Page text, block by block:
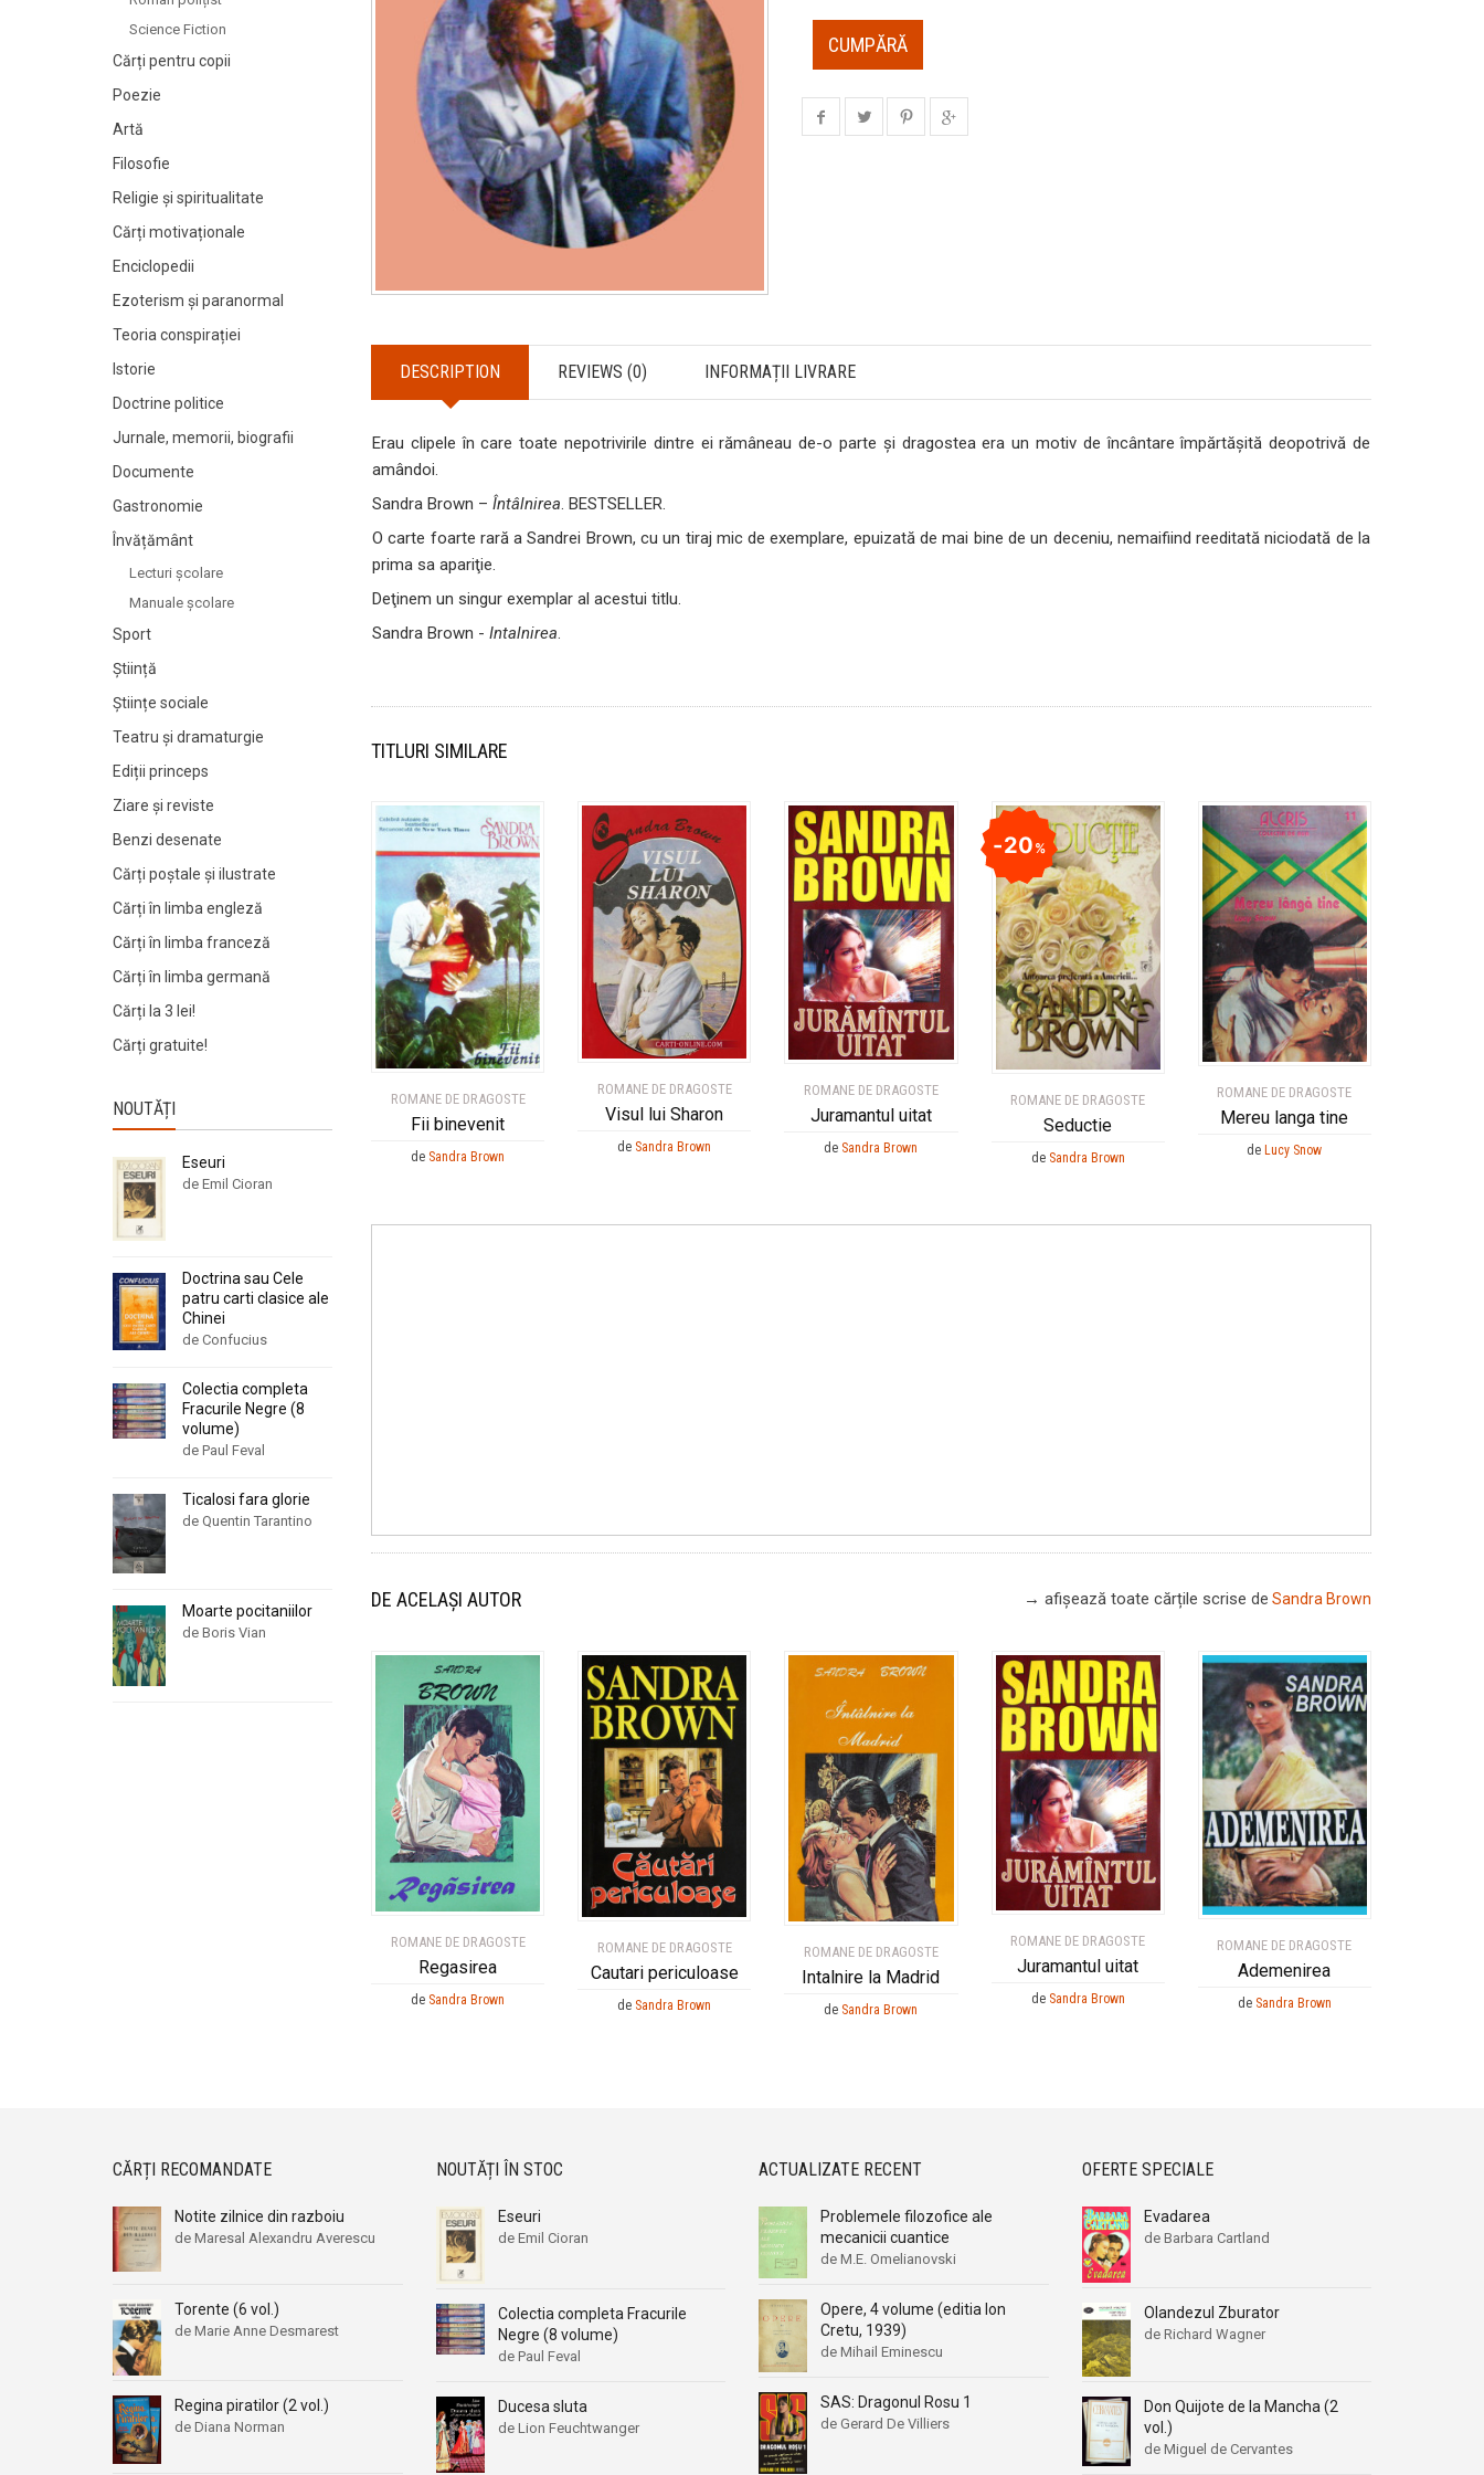
CUMPĂRĂ
DESCRIPTION REVIEWS (0) INFORMAȚII LIVRARE
Erau clipele în care toate nepotrivirile dintre ei rămâneau de-o parte şi dragostea era un motiv de încântare împărtăşită deopotrivă de
amândoi.
Sandra Brown – Întâlnirea. BESTSELLER.
O carte foarte rară a Sandrei Brown, cu un tiraj mic de exemplare, epuizată de mai bine de un deceniu, nemaifiind reeditată niciodată de la
prima sa apariţie.
Deţinem un singur exemplar al acestui titlu.
Sandra Brown - Intalnirea.
TITLURI SIMILARE
ROMANE DE DRAGOSTE
Fii binevenit
de Sandra Brown
ROMANE DE DRAGOSTE
Visul lui Sharon
de Sandra Brown
ROMANE DE DRAGOSTE
Juramantul uitat
de Sandra Brown
ROMANE DE DRAGOSTE
Seductie
20%
de Sandra Brown
ROMANE DE DRAGOSTE
Mereu langa tine
deLucy Snow
DE ACELAȘI AUTOR → afișează toate cărțile scrise de Sandra Brown
ROMANE DE DRAGOSTE
Regasirea
de Sandra Brown
ROMANE DE DRAGOSTE
Cautari periculoase
de Sandra Brown
ROMANE DE DRAGOSTE
Intalnire la Madrid
de Sandra Brown
ROMANE DE DRAGOSTE
Juramantul uitat
de Sandra Brown
ROMANE DE DRAGOSTE
Ademenirea
de Sandra Brown
Science Fiction
Cărți pentru copii
Poezie
Artă
Filosofie
Religie și spiritualitate
Cărți motivaționale
Enciclopedii
Ezoterism și paranormal
Teoria conspirației
Istorie
Doctrine politice
Jurnale, memorii, biografii
Documente
Gastronomie
Învățământ
Lecturi şcolare
Manuale şcolare
Sport
Știință
Științe sociale
Teatru și dramaturgie
Ediții princeps
Ziare şi reviste
Benzi desenate
Cărți poștale și ilustrate
Cărți în limba engleză
Cărți în limba franceză
Cărți în limba germană
Cărți la 3 lei!
Cărți gratuite!
NOUTĂȚI
Eseuri
de Emil Cioran
Doctrina sau Cele
patru carti clasice ale
Chinei
de Confucius
Colectia completa
Fracurile Negre (8
volume)
de Paul Feval
Ticalosi fara glorie
de Quentin Tarantino
Moarte pocitaniilor
de Boris Vian
CĂRȚI RECOMANDATE
Notite zilnice din razboiu
de Maresal Alexandru Averescu
Torente (6 vol.)
de Marie Anne Desmarest
Regina piratilor (2 vol.)
de Diana Norman
NOUTĂȚI ÎN STOC
Eseuri
de Emil Cioran
Colectia completa Fracurile
Negre (8 volume)
de Paul Feval
Ducesa sluta
de Lion Feuchtwanger
ACTUALIZATE RECENT
Problemele filozofice ale
mecanicii cuantice
de M.E. Omelianovski
Opere, 4 volume (editia Ion
Cretu, 1939)
de Mihail Eminescu
SAS: Dragonul Rosu 1
de Gerard De Villiers
OFERTE SPECIALE
Evadarea
de Barbara Cartland
Olandezul Zburator
de Richard Wagner
Don Quijote de la Mancha (2
vol.)
de Miguel de Cervantes